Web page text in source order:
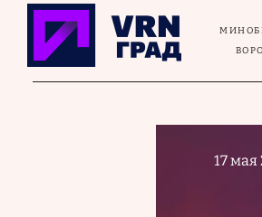
Перейти к основному содержанию
17 мая